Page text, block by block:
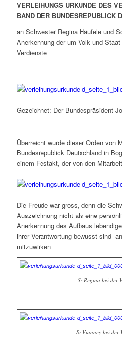
VERLEIHUNGS URKUNDE DES
BAND DER BUNDESREPUBLICK
an Schwester Regina Häufele und
Anerkennung der um Volk und
Verdienste
Gezeichnet: Der Bundespräsident
Überreicht wurde dieser Orden von
Bundesrepublick Deutschland in
einem Festakt, der von den
Die Freude war gross, denn die
Auszeichnung nicht als eine
Anerkennung des Aufbaus
ihrer Verantwortung bewusst sind
mitzuwirken
Sr Regina bei der
Sr Vianney bei der